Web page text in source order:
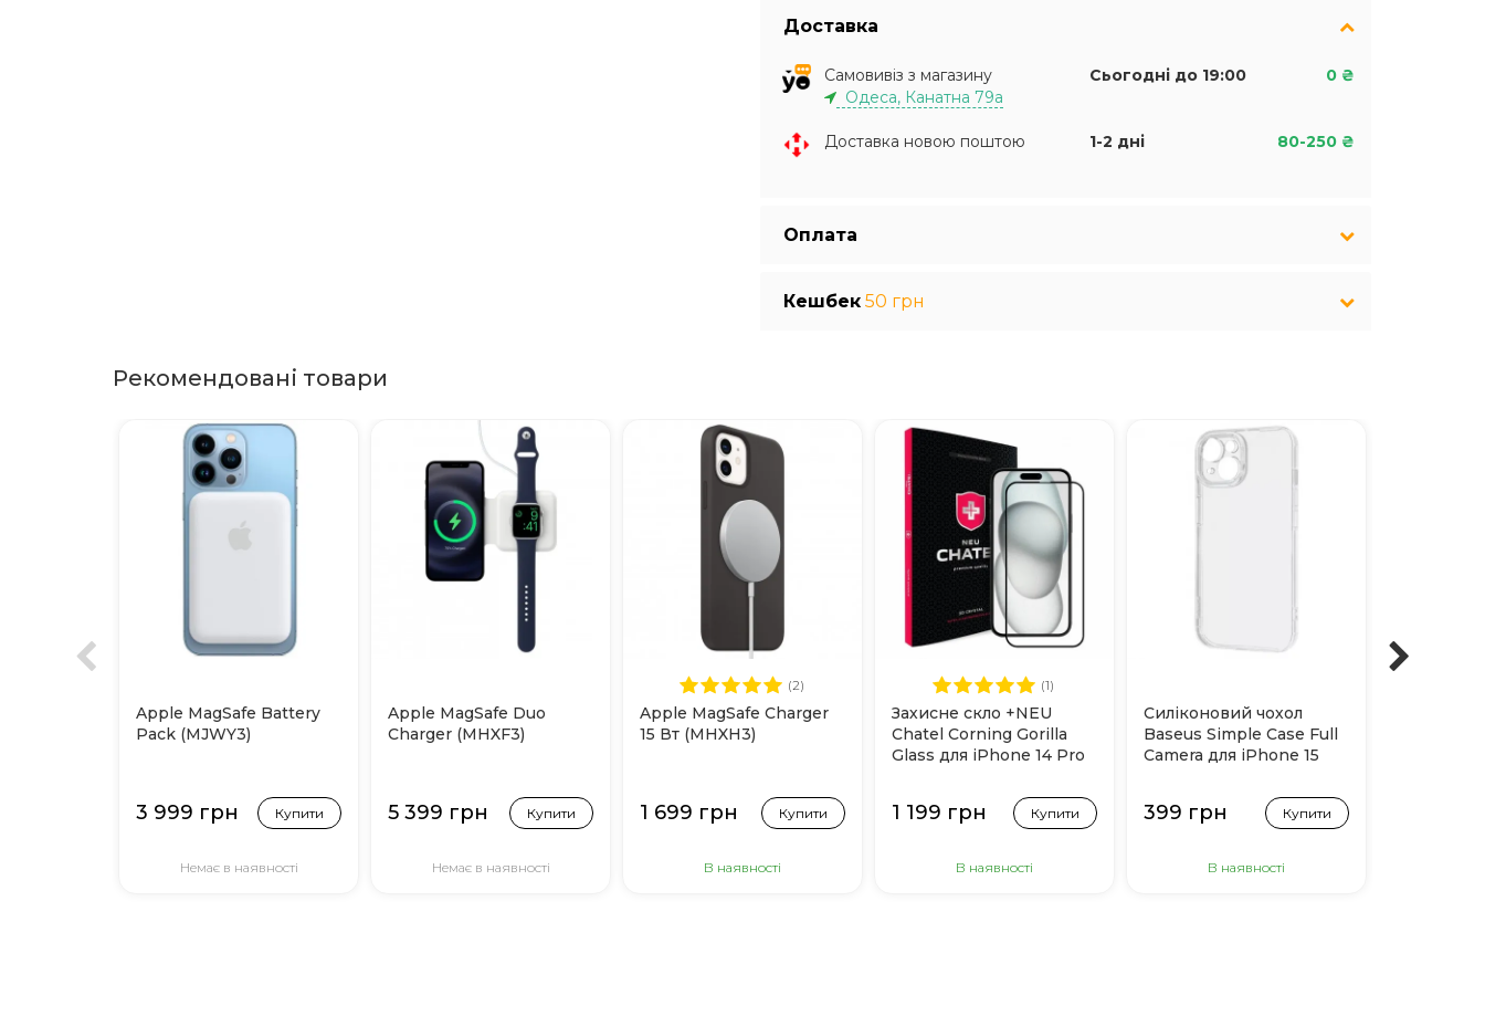
Доставка
Самовивіз з магазину
Одеса, Канатна 79а
Сьогодні до 19:00 0 ₴
Доставка новою поштою 1-2 дні 80-250 ₴
Оплата
Кешбек 50 грн
Рекомендовані товари
Apple MagSafe Battery
Pack (MJWY3)
3 999 грн Купити
Немає в наявності
Apple MagSafe Duo
Charger (MHXF3)
5 399 грн Купити
Немає в наявності
(2)
Apple MagSafe Charger
15 Вт (MHXH3)
1 699 грн Купити
В наявності
(1)
Захисне скло +NEU
Chatel Corning Gorilla
Glass для iPhone 14 Pro
1 199 грн Купити
В наявності
Силіконовий чохол
Baseus Simple Case Full
Camera для iPhone 15
399 грн Купити
В наявності